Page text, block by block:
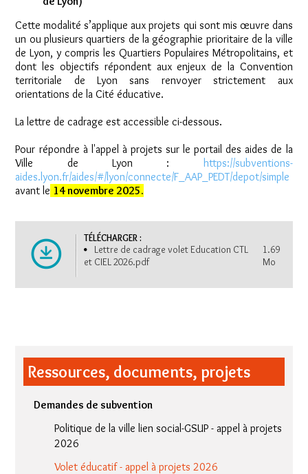
Cette modalité s’applique aux projets qui sont mis œuvre dans
un ou plusieurs quartiers de la géographie prioritaire de la ville
de Lyon, y compris les Quartiers Populaires Métropolitains, et
dont les objectifs répondent aux enjeux de la Convention
territoriale de Lyon sans renvoyer strictement aux
orientations de la Cité éducative.
La lettre de cadrage est accessible ci-dessous.
Pour répondre à l'appel à projets sur le portail des aides de la
Ville de Lyon : https://subventions-
aides.lyon.fr/aides/#/lyon/connecte/F_AAP_PEDT/depot/simple
avant le 14 novembre 2025.
TÉLÉCHARGER :
Lettre de cadrage volet Education CTL
et CIEL 2026.pdf
1.69
Mo
Ressources, documents, projets
Demandes de subvention
Politique de la ville lien social-GSUP - appel à projets
2026
Volet éducatif - appel à projets 2026